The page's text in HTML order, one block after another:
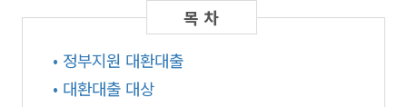
• 정부지원 대환대출
• 대환대출 대상